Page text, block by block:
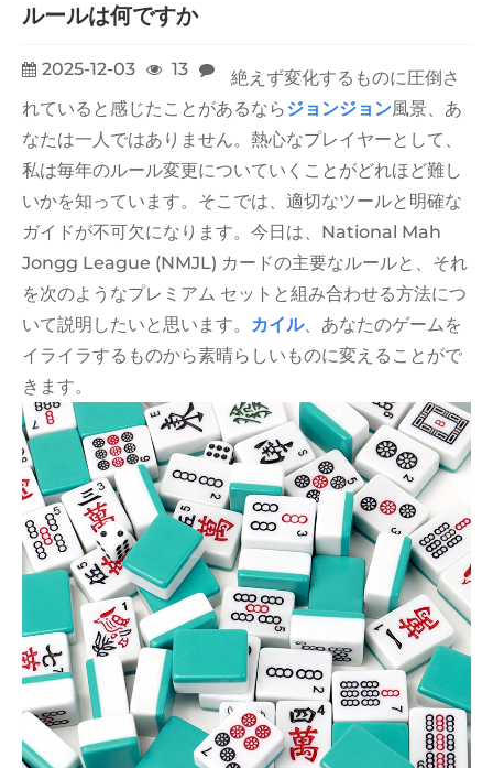
ルールは何ですか
2025-12-03 13
絶えず変化するものに圧倒さ
れていると感じたことがあるならジョンジョン風景、あ
なたは一人ではありません。熱心なプレイヤーとして、
私は毎年のルール変更についていくことがどれほど難し
いかを知っています。そこでは、適切なツールと明確な
ガイドが不可欠になります。今日は、National Mah
Jongg League (NMJL) カードの主要なルールと、それ
を次のようなプレミアム セットと組み合わせる方法につ
いて説明したいと思います。 カイル、あなたのゲームを
イライラするものから素晴らしいものに変えることがで
きます。